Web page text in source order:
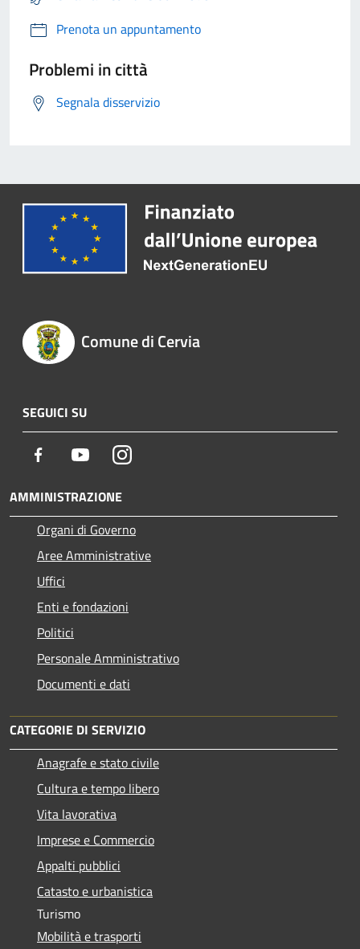
Prenota un appuntamento
Problemi in città
Segnala disservizio
Comune di Cervia
SEGUICI SU
Facebook YoutubeInstagram
AMMINISTRAZIONE
Organi di Governo
Aree Amministrative
Uffici
Enti e fondazioni
Politici
Personale Amministrativo
Documenti e dati
CATEGORIE DI SERVIZIO
Anagrafe e stato civile
Cultura e tempo libero
Vita lavorativa
Imprese e Commercio
Appalti pubblici
Catasto e urbanistica
Turismo
Mobilità e trasporti